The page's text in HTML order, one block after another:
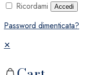
Ricordami Accedi
Password dimenticata?
✕